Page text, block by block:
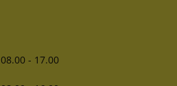
08.00 - 17.00